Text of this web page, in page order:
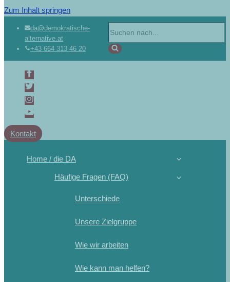
Zum Inhalt springen
da@demokratische-
alternative.at
+43 664 313 46 20
Kontakt
Home / die DA
Häufige Fragen (FAQ)
Unterschiede
Unsere Zielgruppe
Wie wir arbeiten
Wie kann man helfen?